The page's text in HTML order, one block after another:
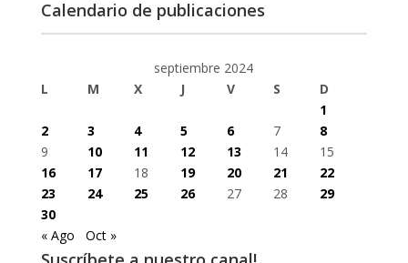
Calendario de publicaciones
septiembre 2024
L
M X J V S
D
1
2
3 4 5 6 7
8
9
10 11 12 13 14
15
16
17 18 19 20 21
22
23
24 25 26 27 28
29
30
« Ago
Oct »